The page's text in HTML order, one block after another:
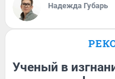
Надежда Губарь
Ученый в